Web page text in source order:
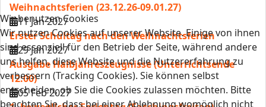
Weihnachtsferien (23.12.26-09.01.27)
11 Jan 2027
Erster Schultag nach den Weihnachtsferien
29 Jan 2027
Ausgabe Halbjahreszeugnisse (Unterrichtsende
12:00)
05 Feb 2027
Wir benutzen Cookies
Wir nutzen Cookies auf unserer Website. Einige von ihnen
sind essenziell für den Betrieb der Seite, während andere
uns helfen, diese Website und die Nutzererfahrung zu
verbessern (Tracking Cookies). Sie können selbst
entscheiden, ob Sie die Cookies zulassen möchten. Bitte
beachten Sie, dass bei einer Ablehnung womöglich nicht